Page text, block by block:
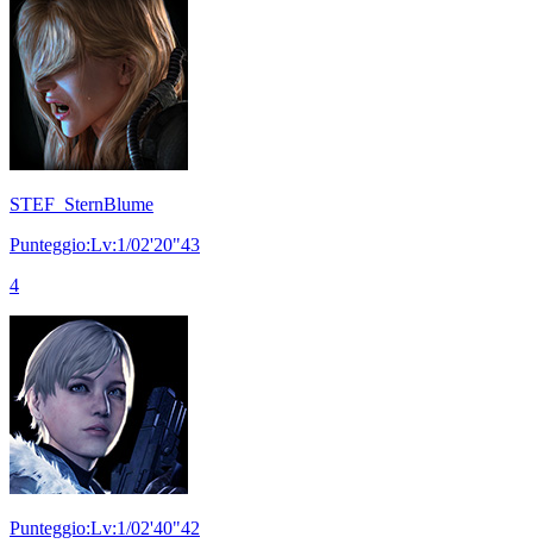
STEF_SternBlume
Punteggio:Lv:1/02'20"43
4
Punteggio:Lv:1/02'40"42